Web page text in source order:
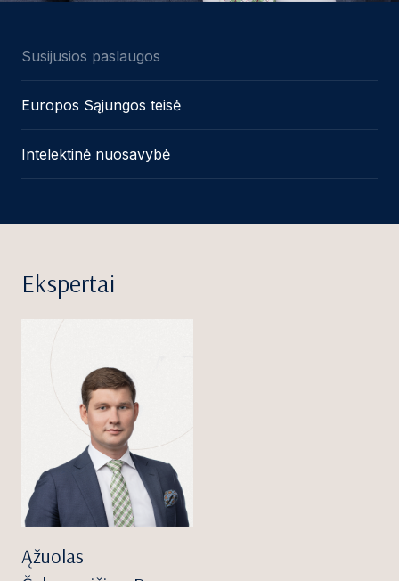
Susijusios paslaugos
Europos Sąjungos teisė
Intelektinė nuosavybė
Ekspertai
Ąžuolas